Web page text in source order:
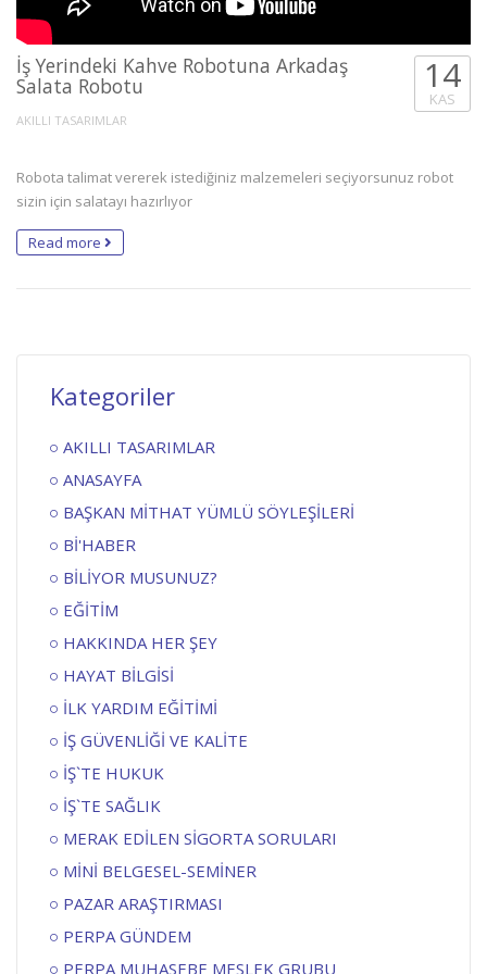
İş Yerindeki Kahve Robotuna Arkadaş
Salata Robotu
AKILLI TASARIMLAR
14
KAS
Robota talimat vererek istediğiniz malzemeleri seçiyorsunuz robot
sizin için salatayı hazırlıyor
Read more
Kategoriler
AKILLI TASARIMLAR
ANASAYFA
BAŞKAN MİTHAT YÜMLÜ SÖYLEŞİLERİ
Bİ'HABER
BİLİYOR MUSUNUZ?
EĞİTİM
HAKKINDA HER ŞEY
HAYAT BİLGİSİ
İLK YARDIM EĞİTİMİ
İŞ GÜVENLİĞİ VE KALİTE
İŞ`TE HUKUK
İŞ`TE SAĞLIK
MERAK EDİLEN SİGORTA SORULARI
MİNİ BELGESEL-SEMİNER
PAZAR ARAŞTIRMASI
PERPA GÜNDEM
PERPA MUHASEBE MESLEK GRUBU